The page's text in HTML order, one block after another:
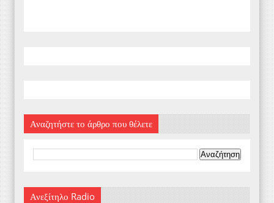
Αναζητήστε το άρθρο που θέλετε
Ανεξίτηλο Radio